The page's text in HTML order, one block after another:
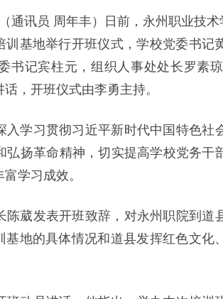
（通讯员 周年丰）日前，永州职业技
训基地举行开班仪式，学校党委书记
书记宾柱元，组织人事处处长罗素
，开班仪式由李勇主持。
入学习贯彻习近平新时代中国特色社
弘扬革命精神，切实提高学校党务干
学习成效。
陈葳发表开班致辞，对永州职院到道
基地的具体情况和道县发挥红色文